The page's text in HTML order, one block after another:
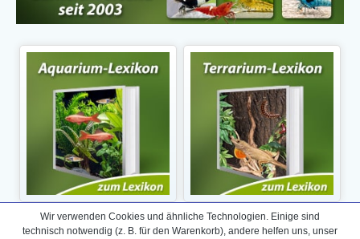
Wir verwenden Cookies und ähnliche Technologien. Einige sind
technisch notwendig (z. B. für den Warenkorb), andere helfen uns, unser